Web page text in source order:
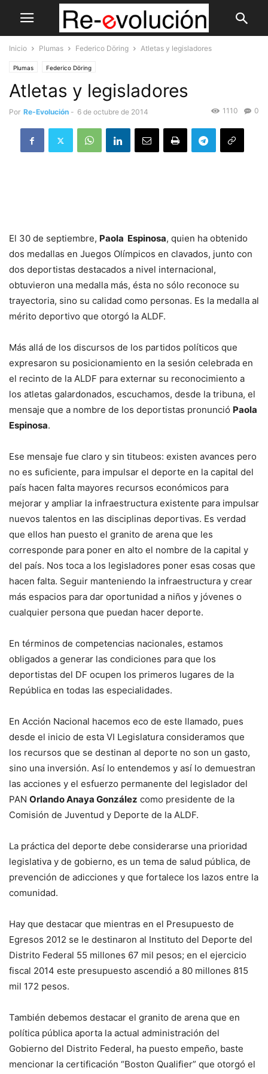
Inicio Plumas Federico Döring Atletas y legisladores
Plumas Federico Döring
Atletas y legisladores
Por Re-Evolución - 6 de octubre de 2014 0
1110
El 30 de septiembre, Paola Espinosa, quien ha obtenido
dos medallas en Juegos Olímpicos en clavados, junto con
dos deportistas destacados a nivel internacional,
obtuvieron una medalla más, ésta no sólo reconoce su
trayectoria, sino su calidad como personas. Es la medalla al
mérito deportivo que otorgó la ALDF.
Más allá de los discursos de los partidos políticos que
expresaron su posicionamiento en la sesión celebrada en
el recinto de la ALDF para externar su reconocimiento a
los atletas galardonados, escuchamos, desde la tribuna, el
mensaje que a nombre de los deportistas pronunció Paola
Espinosa.
Ese mensaje fue claro y sin titubeos: existen avances pero
no es suficiente, para impulsar el deporte en la capital del
país hacen falta mayores recursos económicos para
mejorar y ampliar la infraestructura existente para impulsar
nuevos talentos en las disciplinas deportivas. Es verdad
que ellos han puesto el granito de arena que les
corresponde para poner en alto el nombre de la capital y
del país. Nos toca a los legisladores poner esas cosas que
hacen falta. Seguir manteniendo la infraestructura y crear
más espacios para dar oportunidad a niños y jóvenes o
cualquier persona que puedan hacer deporte.
En términos de competencias nacionales, estamos
obligados a generar las condiciones para que los
deportistas del DF ocupen los primeros lugares de la
República en todas las especialidades.
En Acción Nacional hacemos eco de este llamado, pues
desde el inicio de esta VI Legislatura consideramos que
los recursos que se destinan al deporte no son un gasto,
sino una inversión. Así lo entendemos y así lo demuestran
las acciones y el esfuerzo permanente del legislador del
PAN Orlando Anaya González como presidente de la
Comisión de Juventud y Deporte de la ALDF.
La práctica del deporte debe considerarse una prioridad
legislativa y de gobierno, es un tema de salud pública, de
prevención de adicciones y que fortalece los lazos entre la
comunidad.
Hay que destacar que mientras en el Presupuesto de
Egresos 2012 se le destinaron al Instituto del Deporte del
Distrito Federal 55 millones 67 mil pesos; en el ejercicio
fiscal 2014 este presupuesto ascendió a 80 millones 815
mil 172 pesos.
También debemos destacar el granito de arena que en
política pública aporta la actual administración del
Gobierno del Distrito Federal, ha puesto empeño, baste
mencionar la certificación “Boston Qualifier” que otorgó el